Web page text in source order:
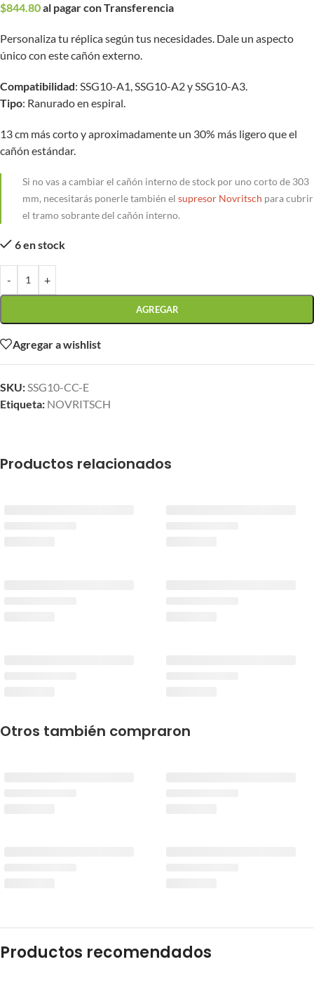
$844.80al pagar con Transferencia
Personaliza tu réplica según tus necesidades. Dale un aspecto
único con este cañón externo.
Compatibilidad: SSG10-A1, SSG10-A2 y SSG10-A3.
Tipo: Ranurado en espiral.
13 cm más corto y aproximadamente un 30% más ligero que el
cañón estándar.
Si no vas a cambiar el cañón interno de stock por uno corto de 303
mm, necesitarás ponerle también el supresor Novritsch para cubrir
el tramo sobrante del cañón interno.
6 en stock
- +
AGREGAR
Agregar a wishlist
SKU:SSG10-CC-E
Etiqueta: NOVRITSCH
Productos relacionados
Otros también compraron
Productos recomendados